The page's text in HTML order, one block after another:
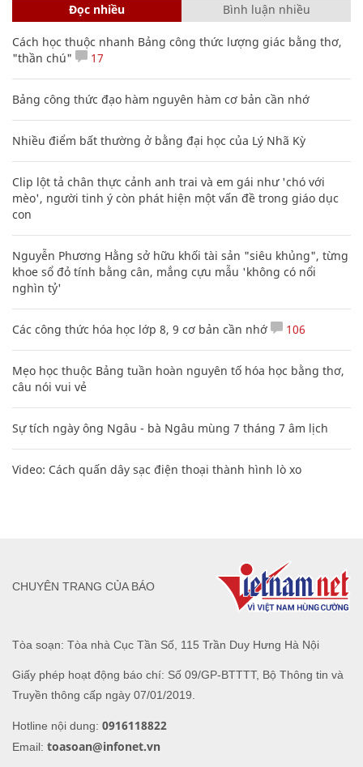
Đọc nhiều Bình luận nhiều
Cách học thuộc nhanh Bảng công thức lượng giác bằng thơ,
"thần chú"
17
Bảng công thức đạo hàm nguyên hàm cơ bản cần nhớ
Nhiều điểm bất thường ở bằng đại học của Lý Nhã Kỳ
Clip lột tả chân thực cảnh anh trai và em gái như 'chó với
mèo', người tinh ý còn phát hiện một vấn đề trong giáo dục
con
Nguyễn Phương Hằng sở hữu khối tài sản "siêu khủng", từng
khoe sổ đỏ tính bằng cân, mắng cựu mẫu 'không có nổi
nghìn tỷ'
Các công thức hóa học lớp 8, 9 cơ bản cần nhớ 106
Mẹo học thuộc Bảng tuần hoàn nguyên tố hóa học bằng thơ,
câu nói vui vẻ
Sự tích ngày ông Ngâu - bà Ngâu mùng 7 tháng 7 âm lịch
Video: Cách quấn dây sạc điện thoại thành hình lò xo
Tòa soạn: Tòa nhà Cục Tần Số, 115 Trần Duy Hưng Hà Nội
Giấy phép hoạt động báo chí: Số 09/GP-BTTTT, Bộ Thông tin và
Truyền thông cấp ngày 07/01/2019.
Hotline nội dung: 0916118822
Email: toasoan@infonet.vn
CHUYÊN TRANG CỦA BÁO